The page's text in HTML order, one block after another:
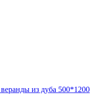
веранды из дуба 500*1200